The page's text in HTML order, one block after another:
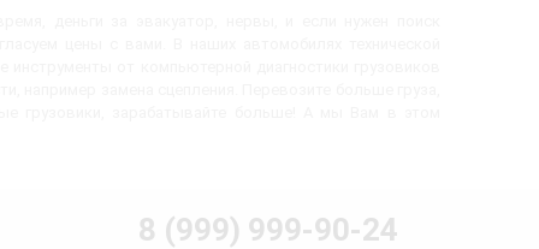
8 (999) 999-90-24